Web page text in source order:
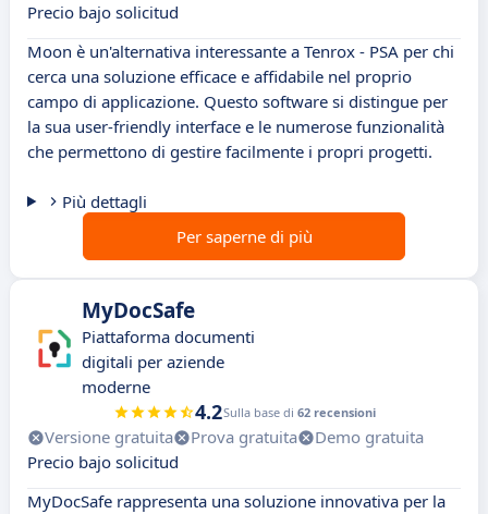
Precio bajo solicitud
Moon è un'alternativa interessante a Tenrox - PSA per chi
cerca una soluzione efficace e affidabile nel proprio
campo di applicazione. Questo software si distingue per
la sua user-friendly interface e le numerose funzionalità
che permettono di gestire facilmente i propri progetti.
Più dettagli
Per saperne di più
MyDocSafe
Piattaforma documenti
digitali per aziende
moderne
4.2Sulla base di 62 recensioni
Versione gratuita Prova gratuita
Demo gratuita
Precio bajo solicitud
MyDocSafe rappresenta una soluzione innovativa per la